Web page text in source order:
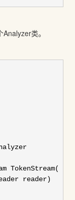
类。
TokenStream(
reader)